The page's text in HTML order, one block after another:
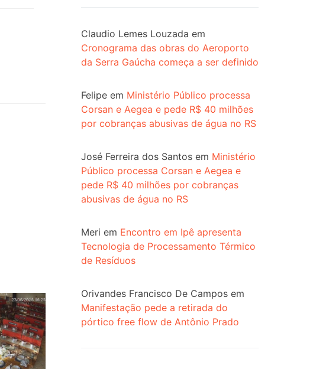
Claudio Lemes Louzada em
Cronograma das obras do Aeroporto
da Serra Gaúcha começa a ser definido
Felipe em Ministério Público processa
Corsan e Aegea e pede R$ 40 milhões
por cobranças abusivas de água no RS
José Ferreira dos Santos em Ministério
Público processa Corsan e Aegea e
pede R$ 40 milhões por cobranças
abusivas de água no RS
Meri em Encontro em Ipê apresenta
Tecnologia de Processamento Térmico
de Resíduos
Orivandes Francisco De Campos em
Manifestação pede a retirada do
pórtico free flow de Antônio Prado